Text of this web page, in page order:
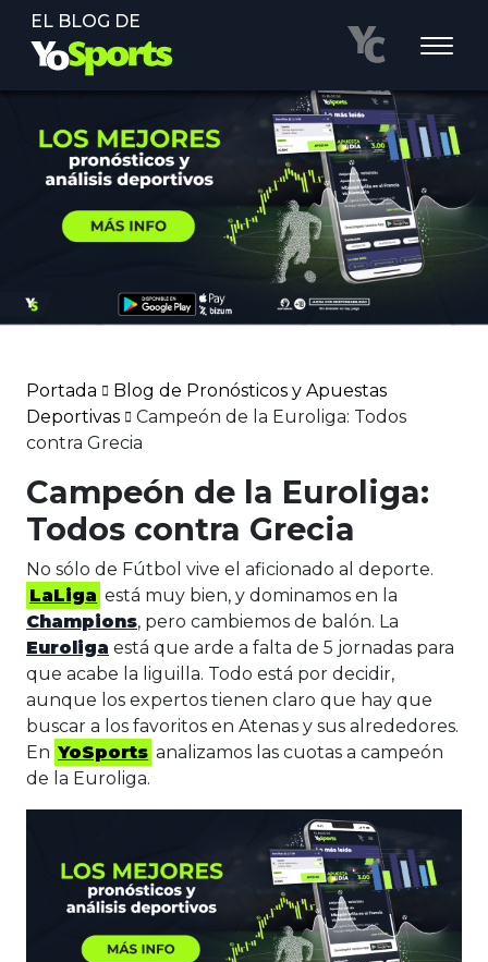
EL BLOG DE
Portada
Blog de Pronósticos y Apuestas
Deportivas
Campeón de la Euroliga: Todos
contra Grecia
Campeón de la Euroliga:
Todos contra Grecia
No sólo de Fútbol vive el aficionado al deporte.
LaLiga está muy bien, y dominamos en la
Champions, pero cambiemos de balón. La
Euroliga está que arde a falta de 5 jornadas para
que acabe la liguilla. Todo está por decidir,
aunque los expertos tienen claro que hay que
buscar a los favoritos en Atenas y sus alrededores.
En YoSports analizamos las cuotas a campeón
de la Euroliga.